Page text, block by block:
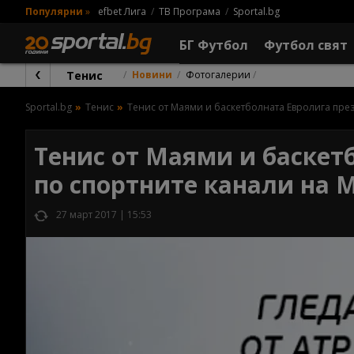
Популярни » efbet Лига ТВ Програма Sportal.bg
БГ Футбол Футбол свят
Тенис Новини Фотогалерии
Sportal.bg Тенис Тенис от Маями и баскетболната Евролига
Тенис от Маями и
по спортните канали на
27 март 2017 | 15:53